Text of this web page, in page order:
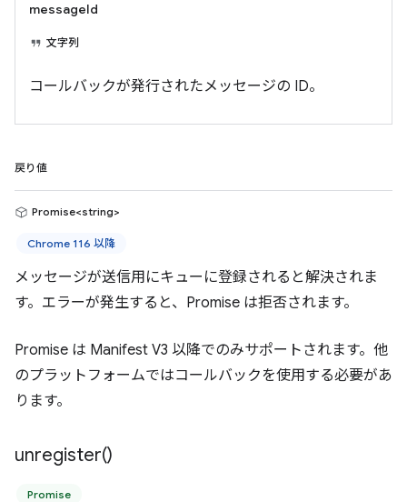
messageId
文字列
コールバックが発行されたメッセージの ID。
戻り値
Promise<string>
Chrome 116 以降
メッセージが送信用にキューに登録されると解決されま
す。エラーが発生すると、Promise は拒否されます。
Promise は Manifest V3 以降でのみサポートされます。他
のプラットフォームではコールバックを使用する必要があ
ります。
unregister()
Promise